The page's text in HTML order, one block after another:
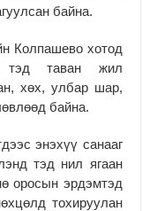
байна.
Колпашево хотод
тэд таван жил
хөх, улбар шар,
байна.
энэхүү санааг
тэд нил ягаан
оросын эрдэмтэд
тохируулан